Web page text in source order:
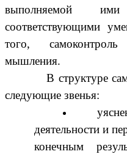
выполняемой
соответствующими
того,
мышления.
В структуре
следующие звенья:
деятельности и
конечным